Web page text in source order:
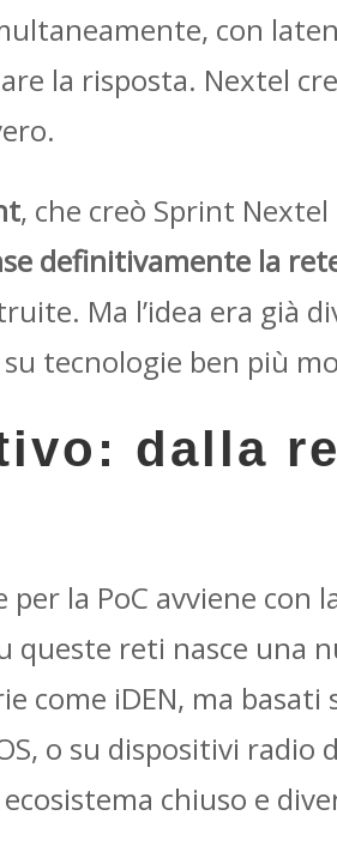
con
la risposta. Nextel
, che creò Sprint
definitivamente la
Ma l’idea era già
tecnologie ben più
dalla
la PoC avviene con
reti nasce una
iDEN, ma basati
o su dispositivi radio
chiuso e